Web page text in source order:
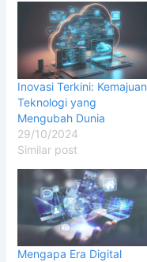
Inovasi Terkini: Kemajuan
Teknologi yang
Mengubah Dunia
29/10/2024
Similar post
Mengapa Era Digital